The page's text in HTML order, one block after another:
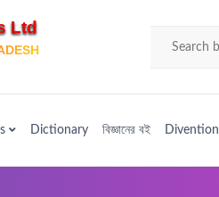
Ltd
Dictionary বিজ্ঞানের বই Divention